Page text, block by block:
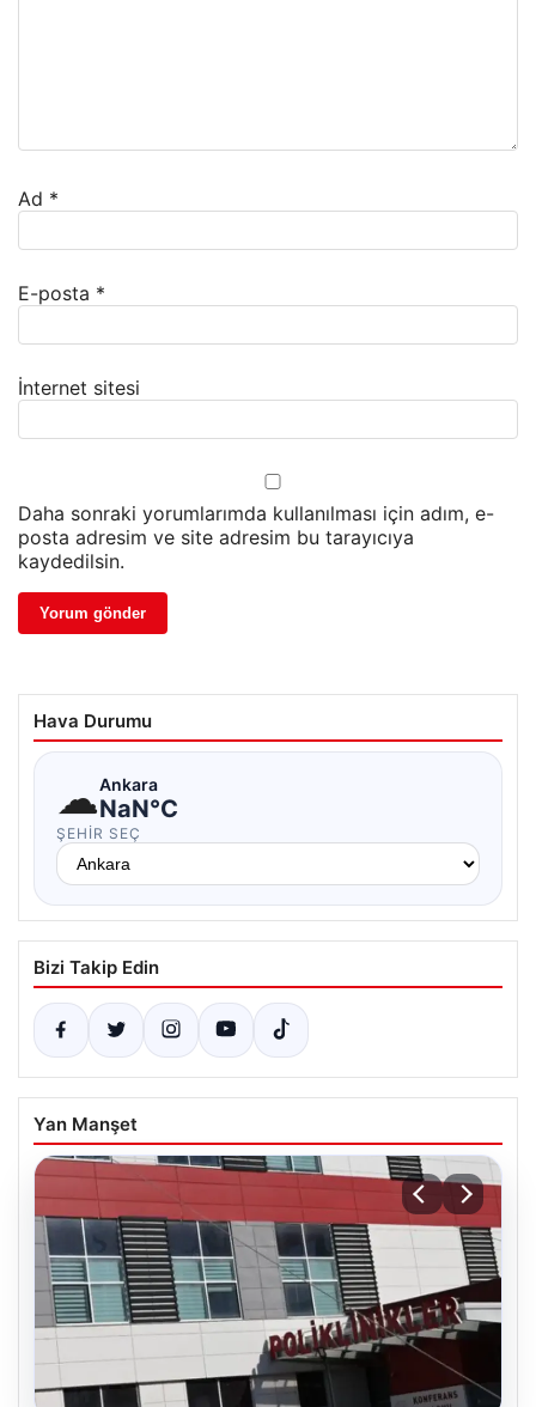
Ad *
E-posta *
İnternet sitesi
Daha sonraki yorumlarımda kullanılması için adım, e-
posta adresim ve site adresim bu tarayıcıya
kaydedilsin.
Hava Durumu
☁Ankara
NaN°C
ŞEHIR SEÇ
Bizi Takip Edin
Yan Manşet